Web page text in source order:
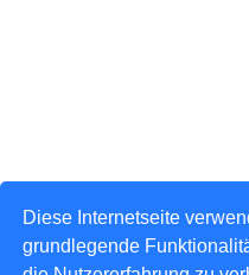
Diese Internetseite
grundlegende